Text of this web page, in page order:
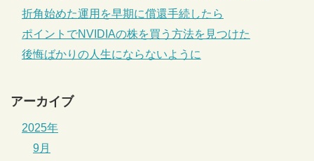
折角始めた運用を早期に償還手続したら
ポイントでNVIDIAの株を買う方法を見つけた
後悔ばかりの人生にならないように
アーカイブ
2025年
9月